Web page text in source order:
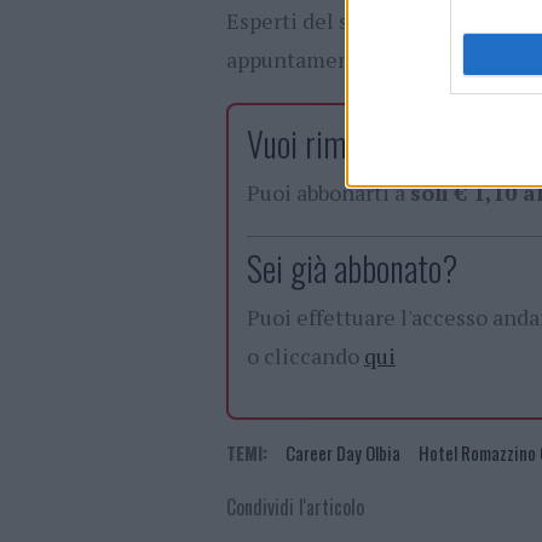
Esperti del settore e giovani
appuntamento da non perdere!
Vuoi rimuovere le
Puoi abbonarti asoli € 1,10
Sei già abbonato?
Puoi effettuare l'accesso
o cliccando qui
TEMI: Career Day Olbia Hotel
Condividi l'articolo